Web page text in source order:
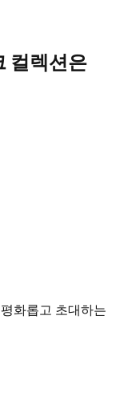
컬렉션은
화롭고 초대하는